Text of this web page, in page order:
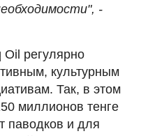
-
Oil регулярно
культурным
Так, в этом
миллионов тенге
паводков и для